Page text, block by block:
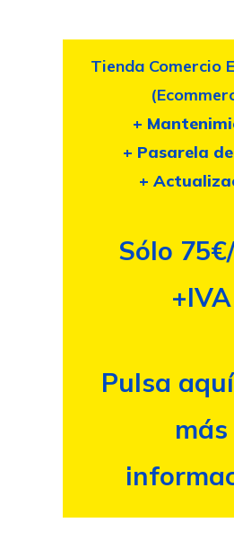
Tienda Comercio
+
+ Pasarela
+
Sólo
+IVA
Pulsa
más